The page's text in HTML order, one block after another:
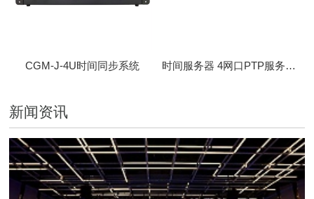
CGM-J-4U时间同步系统 时间服务器 4网口PTP服务器 CBM-D-40
新闻资讯